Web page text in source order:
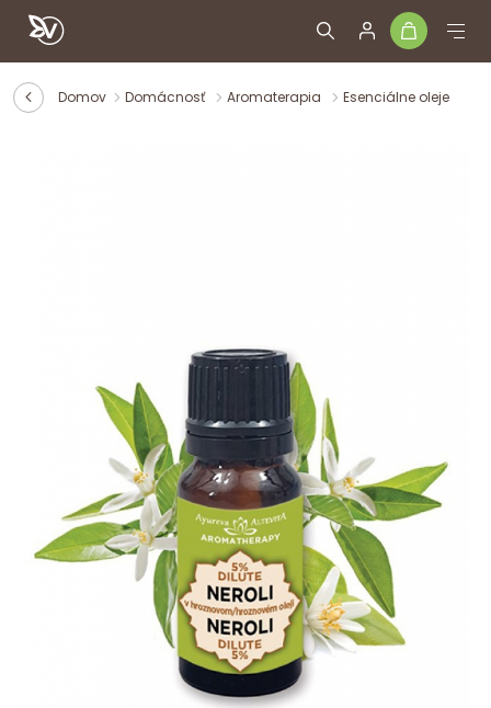
Domov Domácnosť Aromaterapia Esenciálne oleje